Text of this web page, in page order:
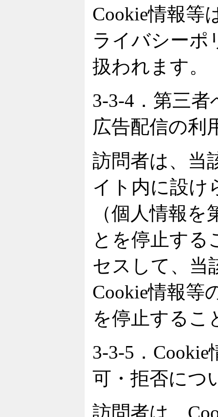
Cookie情報等
ライバシーポ
扱われます。
3-3-4．第三者
広告配信の利
訪問者は、当
イト内に設け
（個人情報
とを停止する
セスして、当
Cookie情報等
を停止するこ
3-3-5．
可・拒否につ
訪問者は、